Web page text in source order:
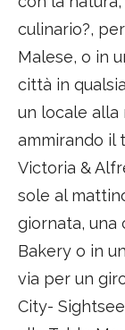
culinario?,
Malese, o in
città in
un locale alla
ammirando il
Victoria &
sole al
giornata, una
Bakery o in
via per un
City-